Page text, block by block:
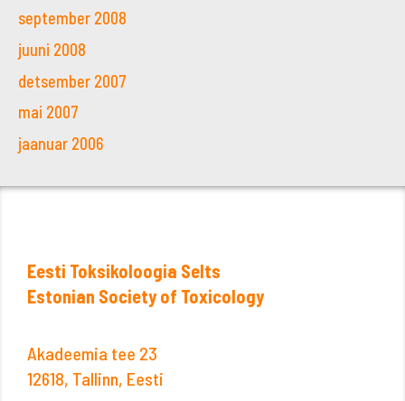
september 2008
juuni 2008
detsember 2007
mai 2007
jaanuar 2006
Eesti Toksikoloogia Selts
Estonian Society of Toxicology
Akadeemia tee 23
12618, Tallinn, Eesti